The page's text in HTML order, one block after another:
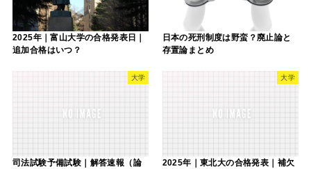
2025年｜富山大学の合格発表日｜
追加合格はいつ？
日本の死刑制度は野蛮？廃止論と
存置論まとめ
大学
司法試験予備試験｜解答速報（論
大学
2025年｜東北大の合格発表｜補欠